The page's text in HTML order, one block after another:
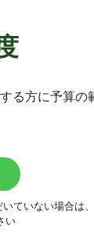
る方に予算の
ていない場合は、
い